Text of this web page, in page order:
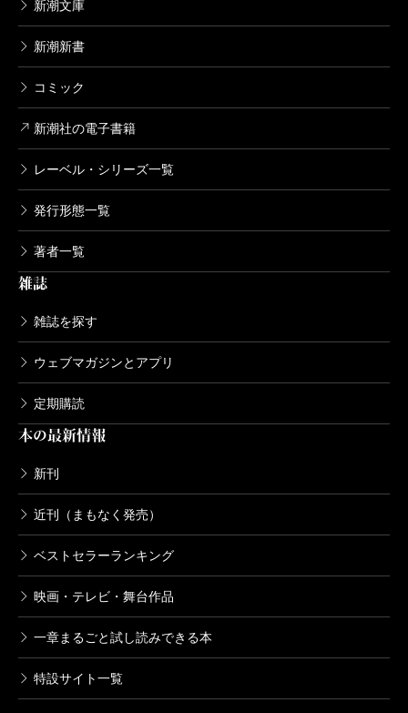
新潮文庫
新潮新書
コミック
新潮社の電子書籍
レーベル・シリーズ一覧
発行形態一覧
著者一覧
雑誌
雑誌を探す
ウェブマガジンとアプリ
定期購読
本の最新情報
新刊
近刊（まもなく発売）
ベストセラーランキング
映画・テレビ・舞台作品
一章まるごと試し読みできる本
特設サイト一覧